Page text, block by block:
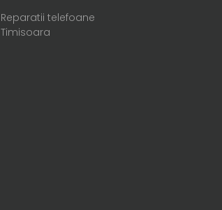
Reparatii telefoane
Timisoara